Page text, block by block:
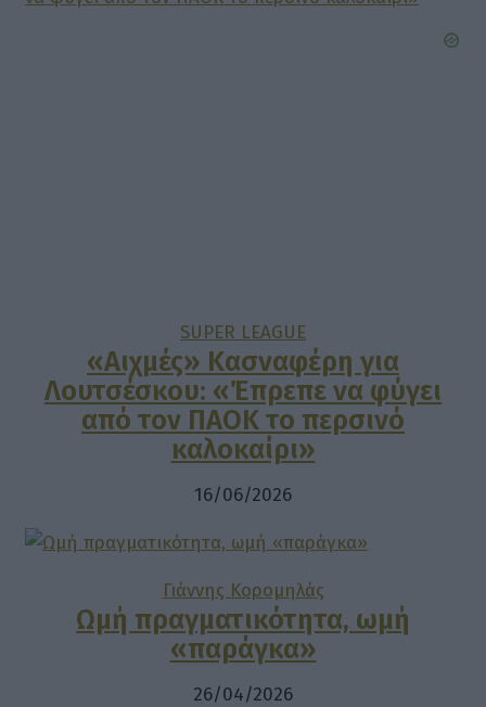
SUPER LEAGUE
«Αιχμές» Κασναφέρη για
Λουτσέσκου: «Έπρεπε να φύγει
από τον ΠΑΟΚ το περσινό
καλοκαίρι»
16/06/2026
Γιάννης Κορομηλάς
Ωμή πραγματικότητα, ωμή
«παράγκα»
26/04/2026